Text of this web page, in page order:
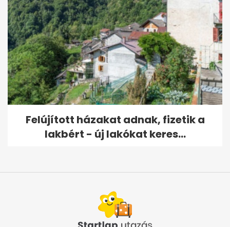
Felújított házakat adnak, fizetik a
lakbért - új lakókat keres...